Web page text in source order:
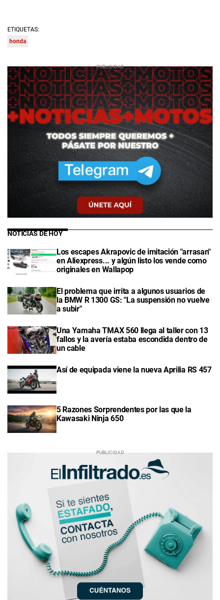
ETIQUETAS:
honda
NOTICIAS DE HOY
Los escapes Akrapovic de imitación "arrasan"
en Aliexpress... y algún listo los vende como
originales en Wallapop
El problema que irrita a algunos usuarios de
la BMW R 1300 GS: "La suspensión no vuelve
a subir"
Una Yamaha TMAX 560 llega al taller con 13
fallos y la avería estaba escondida dentro de
un cable
Así de equipada viene la nueva Aprilia RS 457
5 Razones Sorprendentes por las que la
Kawasaki Ninja 650